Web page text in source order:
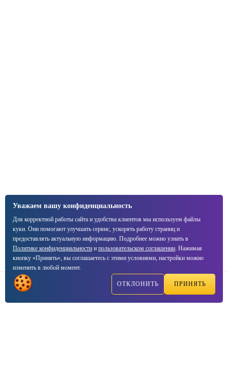
Позвонить
Уважаем вашу конфиденциальность
Для корректной работы сайта и удобства клиентов мы используем файлы
куки. Они помогают улучшать сервис, ускорять работу страниц и
предоставлять актуальную информацию. Подробнее можно узнать в
Политике конфиденциальности и пользовательском соглашении. Нажимая
кнопку «Принять», вы соглашаетесь с этими условиями, настройки можно
изменить в любой момент.
ОТКЛОНИТЬ ПРИНЯТЬ